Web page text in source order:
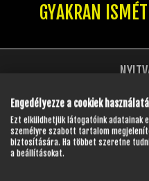
GYAKRAN
Hétfő - Péntek:
Szombat:
Vasárnap:
Engedélyezze a cookiek
Ezt elküldhetjük látogatóink adatainak
személyre szabott tartalom
biztosítására. Ha többet szeretne
a beállításokat.